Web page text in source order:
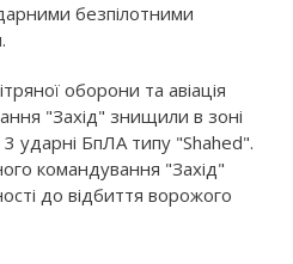
безпілотними
оборони та авіація
"Захід" знищили в зоні
3 ударні БпЛА типу "Shahed".
командування "Захід"
до відбиття ворожого